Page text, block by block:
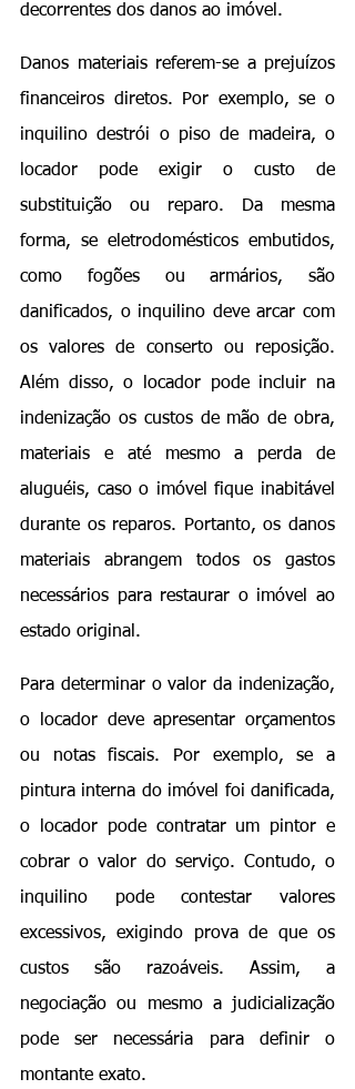
decorrentes dos danos ao imóvel.
Danos materiais referem-se a prejuízos
financeiros diretos. Por exemplo, se o
inquilino destrói o piso de madeira, o
locador pode exigir o custo de
substituição ou reparo. Da mesma
forma, se eletrodomésticos embutidos,
como fogões ou armários, são
danificados, o inquilino deve arcar com
os valores de conserto ou reposição.
Além disso, o locador pode incluir na
indenização os custos de mão de obra,
materiais e até mesmo a perda de
aluguéis, caso o imóvel fique inabitável
durante os reparos. Portanto, os danos
materiais abrangem todos os gastos
necessários para restaurar o imóvel ao
estado original.
Para determinar o valor da indenização,
o locador deve apresentar orçamentos
ou notas fiscais. Por exemplo, se a
pintura interna do imóvel foi danificada,
o locador pode contratar um pintor e
cobrar o valor do serviço. Contudo, o
inquilino pode contestar valores
excessivos, exigindo prova de que os
custos são razoáveis. Assim, a
negociação ou mesmo a judicialização
pode ser necessária para definir o
montante exato.